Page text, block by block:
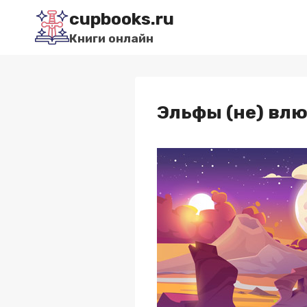
Перейти
содержимому
cupbooks.ru
Книги онлайн
Эльфы (не)